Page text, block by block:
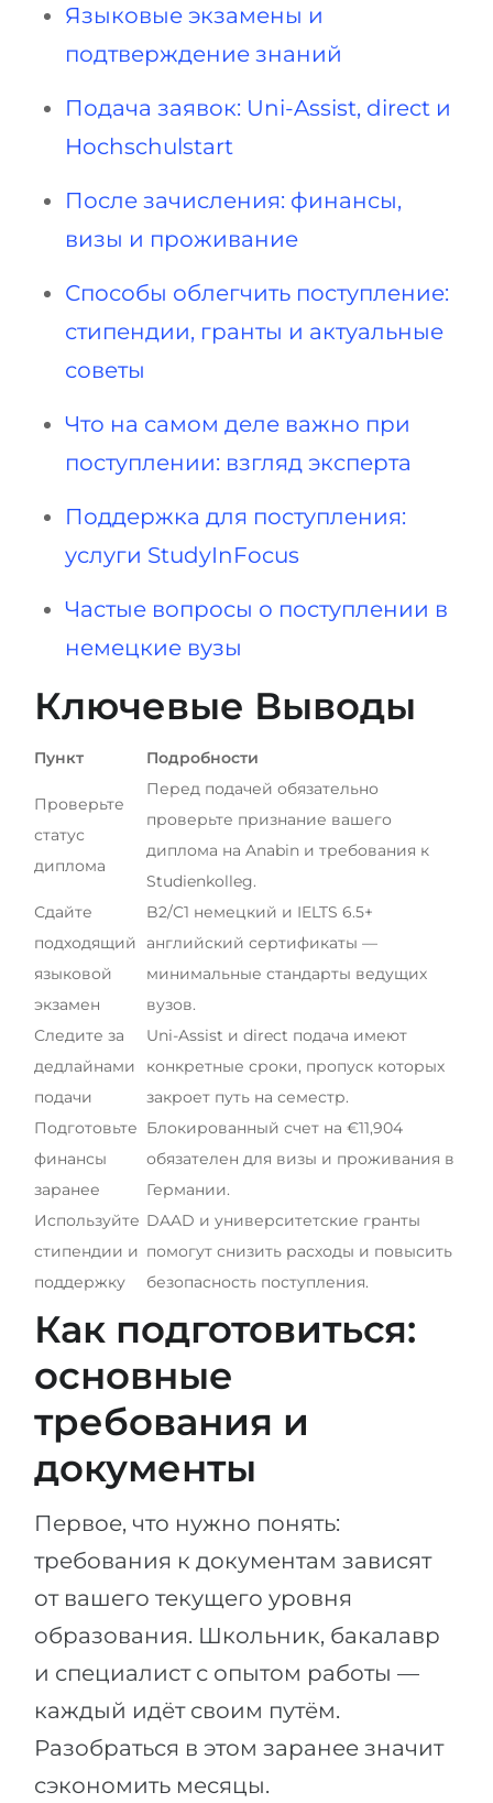
Языковые экзамены и
подтверждение знаний
Подача заявок: Uni-Assist, direct и
Hochschulstart
После зачисления: финансы,
визы и проживание
Способы облегчить поступление:
стипендии, гранты и актуальные
советы
Что на самом деле важно при
поступлении: взгляд эксперта
Поддержка для поступления:
услуги StudyInFocus
Частые вопросы о поступлении в
немецкие вузы
Ключевые Выводы
Пункт Подробности
Проверьте
статус
диплома
Перед подачей обязательно
проверьте признание вашего
диплома на Anabin и требования к
Studienkolleg.
Сдайте
подходящий
языковой
экзамен
B2/C1 немецкий и IELTS 6.5+
английский сертификаты —
минимальные стандарты ведущих
вузов.
Следите за
дедлайнами
подачи
Uni-Assist и direct подача имеют
конкретные сроки, пропуск которых
закроет путь на семестр.
Подготовьте
финансы
заранее
Блокированный счет на €11,904
обязателен для визы и проживания в
Германии.
Используйте
стипендии и
поддержку
DAAD и университетские гранты
помогут снизить расходы и повысить
безопасность поступления.
Как подготовиться:
основные
требования и
документы
Первое, что нужно понять:
требования к документам зависят
от вашего текущего уровня
образования. Школьник, бакалавр
и специалист с опытом работы —
каждый идёт своим путём.
Разобраться в этом заранее значит
сэкономить месяцы.